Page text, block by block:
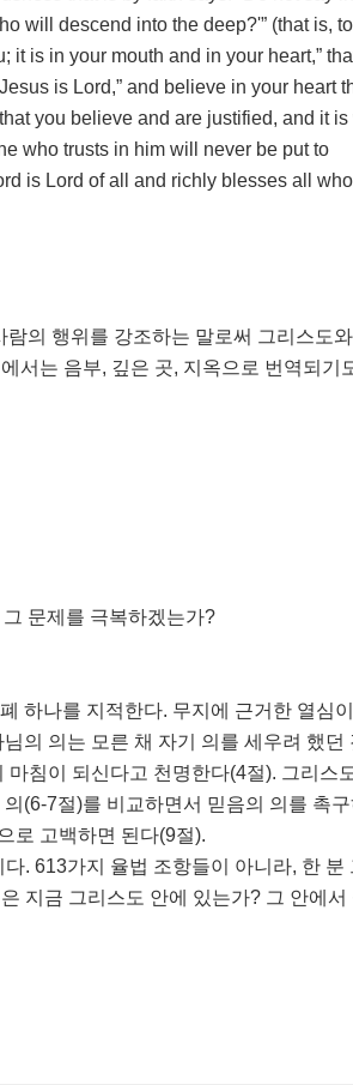
will descend into the deep?'” (that is, to
it is in your mouth and in your heart,”
is Lord,” and believe in your heart
you believe and are justified, and it is
who trusts in him will never be put to
is Lord of all and richly blesses all who
의 행위를 강조하는 말로써 그리스도
서는 음부, 깊은 곳, 지옥으로 번역되기
문제를 극복하겠는가?
하나를 지적한다. 무지에 근거한 열심
의 의는 모른 채 자기 의를 세우려 했던
침이 되신다고 천명한다(4절). 그리스
(6-7절)를 비교하면서 믿음의 의를 촉
로 고백하면 된다(9절).
. 613가지 율법 조항들이 아니라, 한 분
지금 그리스도 안에 있는가? 그 안에서